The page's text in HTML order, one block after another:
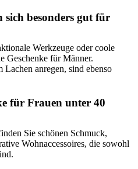
sich besonders gut für
Werkzeuge oder coole
Geschenke für Männer.
anregen, sind ebenso
für Frauen unter 40
Sie schönen Schmuck,
Wohnaccessoires, die sowohl